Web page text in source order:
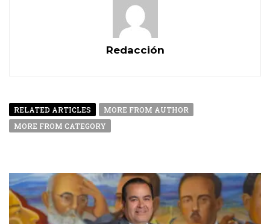
Redacción
RELATED ARTICLES
MORE FROM AUTHOR
MORE FROM CATEGORY